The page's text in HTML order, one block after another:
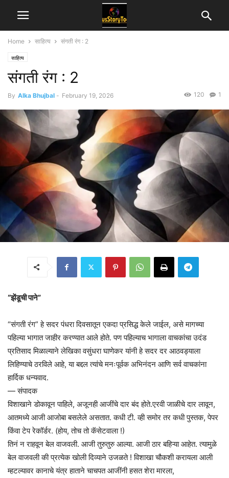
Home साहित्य संगती रंग : 2
साहित्य
संगती रंग : 2
By Alka Bhujbal - February 19, 2026 1
120
“झेंडूची पाने”
“संगती रंग” हे सदर पंधरा दिवसातून एकदा प्रसिद्ध केले जाईल, असे मागच्या
पहिल्या भागात जाहीर करण्यात आले होते. पण पहिल्याच भागाला वाचकांचा उदंड
प्रतिसाद मिळाल्याने लेखिका वसुंधरा घाणेकर यांनी हे सदर दर आठवड्याला
लिहिण्याचे ठरविले आहे, या बद्दल त्यांचे मनःपूर्वक अभिनंदन आणि सर्व वाचकांना
हार्दिक धन्यवाद.
— संपादक
विशाखाने डोकावून पाहिले, अजूनही आजींचे दार बंद होते.एरवी जाळीचे दार लावून,
आतमध्ये आजी आजोबा बसलेले असतात. कधी टी. व्ही समोर तर कधी पुस्तक, पेपर
किंवा टेप रेकॉर्डर. (होय, तोच तो कॅसेटवाला !)
तिनं न राहवून बेल वाजवली. आजी तुरुतुरु आल्या. आजी ठार बहिऱ्या आहेत. त्यामुळे
बेल वाजवली की प्रत्येक खोली दिव्याने उजळते ! विशाखा चौकशी करायला आली
म्हटल्यावर कानाचे यंत्र हाताने चाचपत आजींनी हसत शेरा मारला,